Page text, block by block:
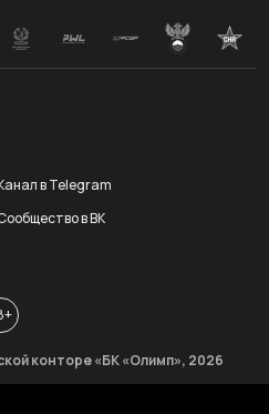
в Telegram
в ВК
конторе «БК «Олимп», 2026